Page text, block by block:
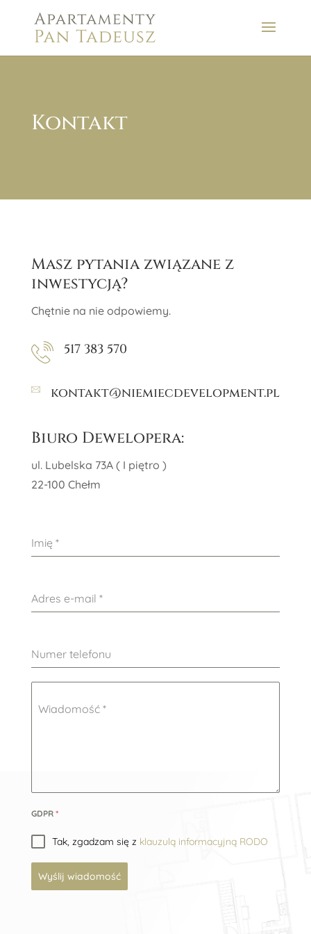
Kontakt
Masz pytania związane z
inwestycją?
Chętnie na nie odpowiemy.
517 383 570
kontakt@niemiecdevelopment.pl
Biuro Dewelopera:
ul. Lubelska 73A ( I piętro )
22-100 Chełm
Imię *
Adres e-mail *
Numer telefonu
Wiadomość *
GDPR *
Tak, zgadzam się z klauzulą informacyjną RODO
Wyślij wiadomość